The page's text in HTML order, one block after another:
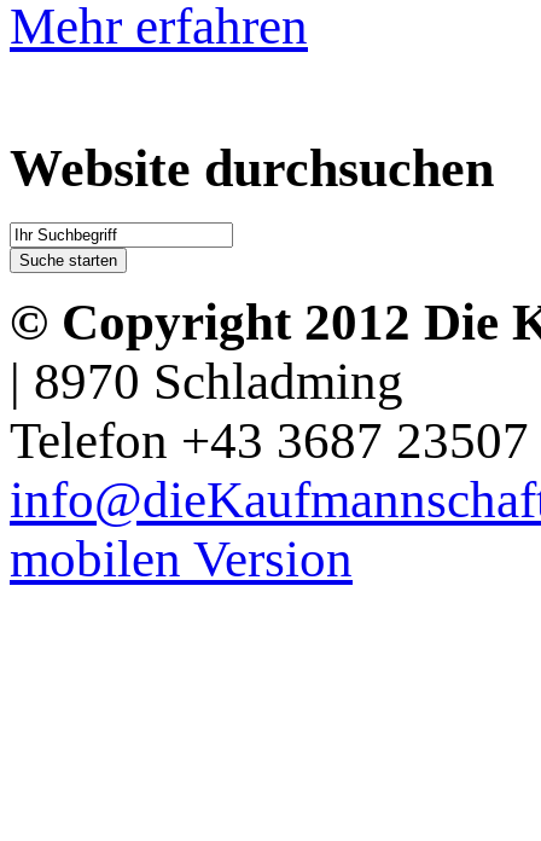
Mehr erfahren
Website durchsuchen
© Copyright 2012 Die
| 8970 Schladming
Telefon +43 3687
mobilen Version